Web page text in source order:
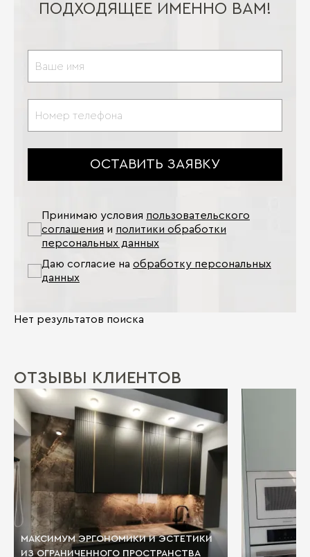
ПОДХОДЯЩЕЕ ИМЕННО ВАМ!
ОСТАВИТЬ ЗАЯВКУ
Принимаю условия пользовательского
соглашения и политики обработки
персональных данных
Даю согласие на обработку персональных
данных
Нет результатов поиска
ОТЗЫВЫ КЛИЕНТОВ
МАКСИМУМ ЭРГОНОМИКИ И ЭСТЕТИКИ
ИЗ ОГРАНИЧЕННОГО ПРОСТРАНСТВА